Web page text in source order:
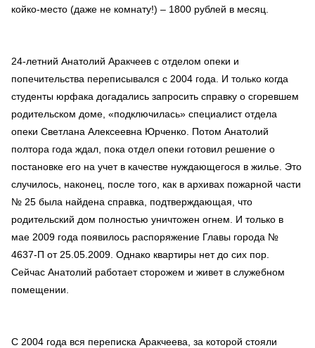
койко-место (даже не комнату!) – 1800 рублей в месяц.
24-летний Анатолий Аракчеев с отделом опеки и
попечительства переписывался с 2004 года. И только когда
студенты юрфака догадались запросить справку о сгоревшем
родительском доме, «подключилась» специалист отдела
опеки Светлана Алексеевна Юрченко. Потом Анатолий
полтора года ждал, пока отдел опеки готовил решение о
постановке его на учет в качестве нуждающегося в жилье. Это
случилось, наконец, после того, как в архивах пожарной части
№ 25 была найдена справка, подтверждающая, что
родительский дом полностью уничтожен огнем. И только в
мае 2009 года появилось распоряжение Главы города №
4637-П от 25.05.2009. Однако квартиры нет до сих пор.
Сейчас Анатолий работает сторожем и живет в служебном
помещении.
С 2004 года вся переписка Аракчеева, за которой стояли